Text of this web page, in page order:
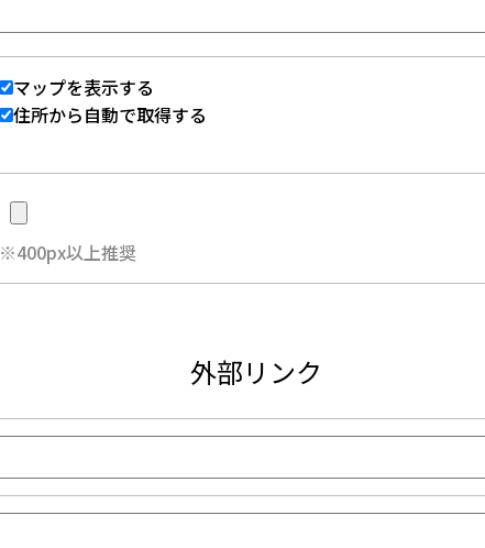
マップを表示する
住所から自動で取得する
※400px以上推奨
外部リンク